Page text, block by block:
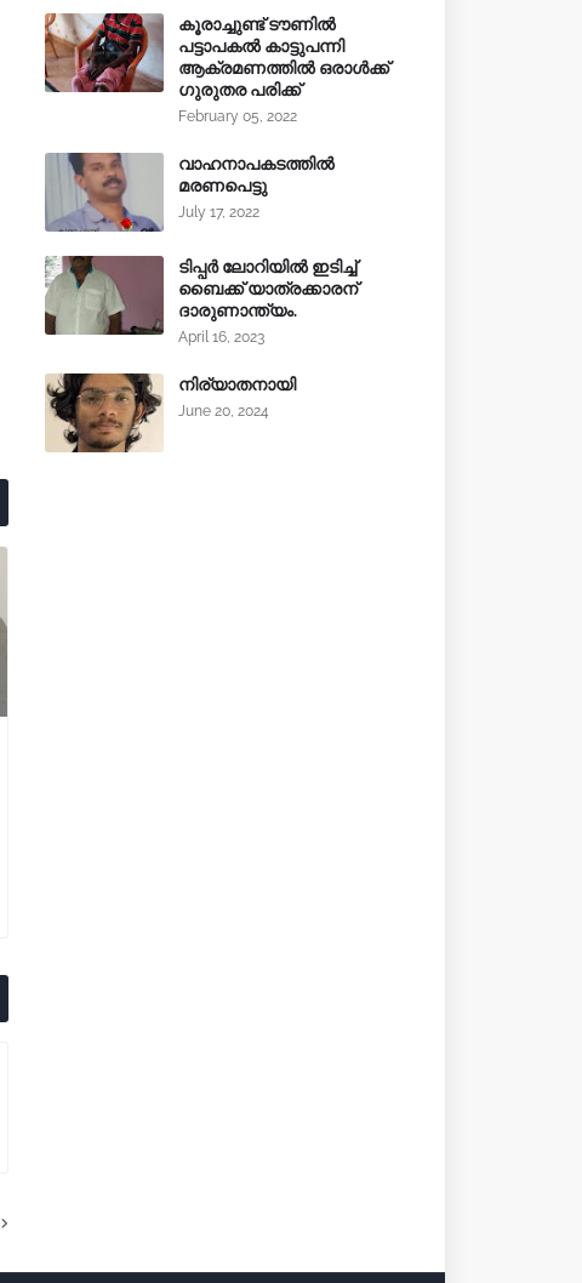
കൂരാച്ചുണ്ട് ടൗണിൽ
പട്ടാപകൽ കാട്ടുപന്നി
ആക്രമണത്തിൽ ഒരാൾക്ക്
ഗുരുതര പരിക്ക്
February 05, 2022
വാഹനാപകടത്തിൽ
മരണപെട്ടു
July 17, 2022
ടിപ്പർ ലോറിയിൽ ഇടിച്ച്
ബൈക്ക് യാത്രക്കാരന്
ദാരുണാന്ത്യം.
April 16, 2023
നിര്യാതനായി
June 20, 2024